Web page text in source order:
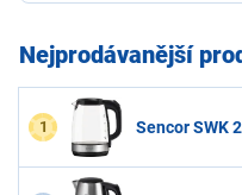
Nejprodávanější
1 Sencor SWK